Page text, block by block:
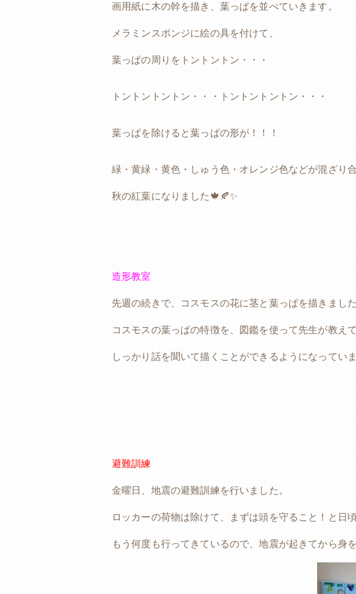
画用紙に木の幹を描き、葉っぱを並べていきます。
メラミンスポンジに絵の具を付けて、
葉っぱの周りをトントントン・・・
トントントントン・・・トントントントン・・・
葉っぱを除けると葉っぱの形が！！！
緑・黄緑・黄色・しゅう色・オレンジ色などが混ざり
秋の紅葉になりました🍁🍂✨
造形教室
先週の続きで、コスモスの花に茎と葉っぱを描きまし
コスモスの葉っぱの特徴を、図鑑を使って先生が教え
しっかり話を聞いて描くことができるようになってい
避難訓練
金曜日、地震の避難訓練を行いました。
ロッカーの荷物は除けて、まずは頭を守ること！と日
もう何度も行ってきているので、地震が起きてから身